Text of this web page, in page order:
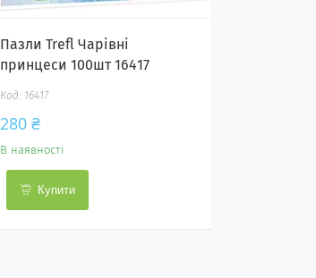
Пазли Trefl Чарівні
принцеси 100шт 16417
16417
280 ₴
В наявності
Купити